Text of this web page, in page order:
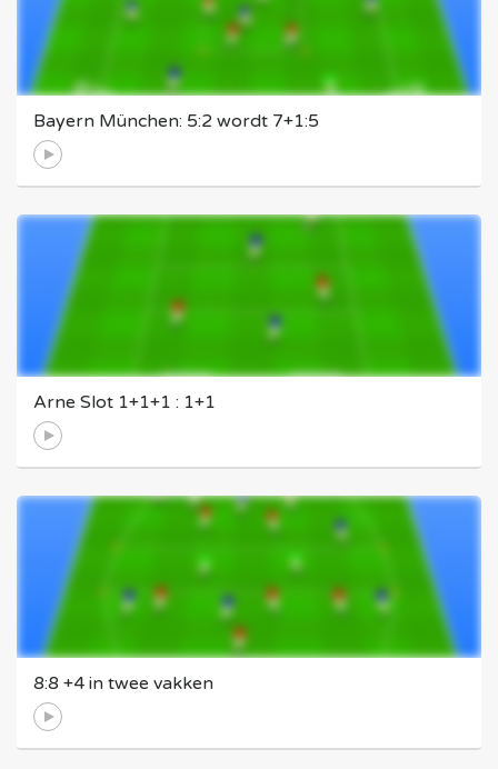
Bayern München: 5:2 wordt 7+1:5
Arne Slot 1+1+1 : 1+1
8:8 +4 in twee vakken